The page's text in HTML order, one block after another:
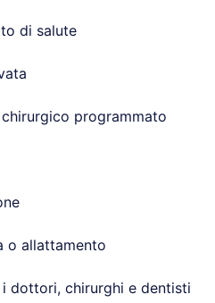
di salute
programmato
o allattamento
dottori, chirurghi e dentisti